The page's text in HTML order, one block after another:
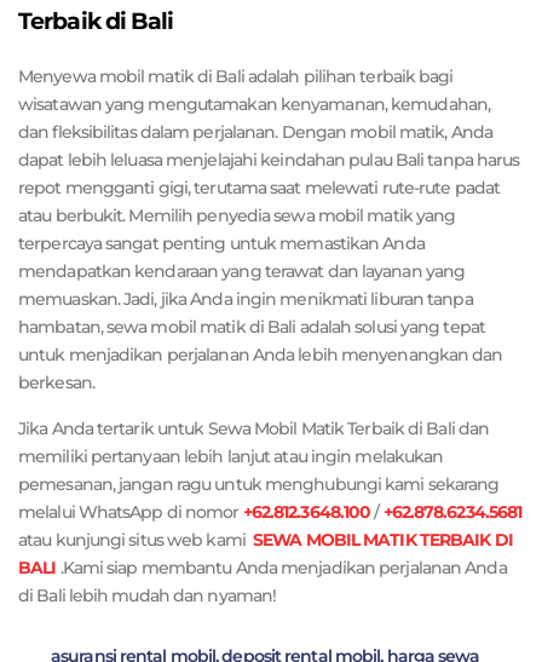
Terbaik di Bali
Menyewa mobil matik di Bali adalah pilihan terbaik bagi
wisatawan yang mengutamakan kenyamanan, kemudahan,
dan fleksibilitas dalam perjalanan. Dengan mobil matik, Anda
dapat lebih leluasa menjelajahi keindahan pulau Bali tanpa harus
repot mengganti gigi, terutama saat melewati rute-rute padat
atau berbukit. Memilih penyedia sewa mobil matik yang
terpercaya sangat penting untuk memastikan Anda
mendapatkan kendaraan yang terawat dan layanan yang
memuaskan. Jadi, jika Anda ingin menikmati liburan tanpa
hambatan, sewa mobil matik di Bali adalah solusi yang tepat
untuk menjadikan perjalanan Anda lebih menyenangkan dan
berkesan.
Jika Anda tertarik untuk Sewa Mobil Matik Terbaik di Bali dan
memiliki pertanyaan lebih lanjut atau ingin melakukan
pemesanan, jangan ragu untuk menghubungi kami sekarang
melalui WhatsApp di nomor+62.812.3648.100/+62.878.6234.5681
atau kunjungi situs web kami SEWA MOBIL MATIK TERBAIK DI
BALI .Kami siap membantu Anda menjadikan perjalanan Anda
di Bali lebih mudah dan nyaman!
asuransi rental mobil,deposit rental mobil, harga sewa